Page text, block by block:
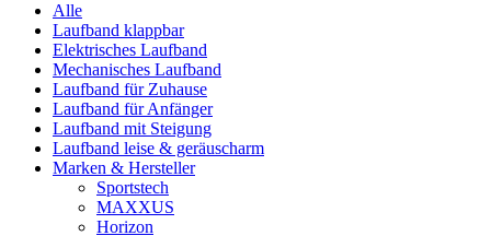
Alle
Laufband klappbar
Elektrisches Laufband
Mechanisches Laufband
Laufband für Zuhause
Laufband für Anfänger
Laufband mit Steigung
Laufband leise & geräuscharm
Marken & Hersteller
Sportstech
MAXXUS
Horizon